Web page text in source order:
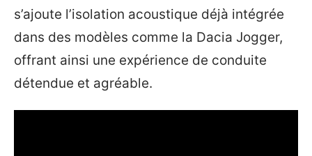
s’ajoute l’isolation acoustique déjà intégrée
dans des modèles comme la Dacia Jogger,
offrant ainsi une expérience de conduite
détendue et agréable.